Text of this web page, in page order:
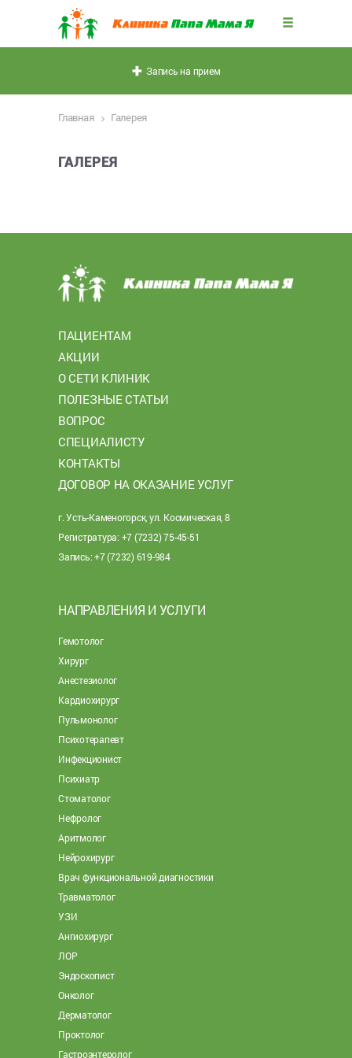
Запись на прием
Главная Галерея
ГАЛЕРЕЯ
ПАЦИЕНТАМ
АКЦИИ
О СЕТИ КЛИНИК
ПОЛЕЗНЫЕ СТАТЬИ
ВОПРОС
СПЕЦИАЛИСТУ
КОНТАКТЫ
ДОГОВОР НА ОКАЗАНИЕ УСЛУГ
г. Усть-Каменогорск, ул. Космическая, 8
Регистратура: +7 (7232) 75-45-51
Запись: +7 (7232) 619-984
НАПРАВЛЕНИЯ И УСЛУГИ
Гемотолог
Хирург
Анестезиолог
Кардиохирург
Пульмонолог
Психотерапевт
Инфекционист
Психиатр
Стоматолог
Нефролог
Аритмолог
Нейрохирург
Врач функциональной диагностики
Травматолог
УЗИ
Ангиохирург
ЛОР
Эндоскопист
Онколог
Дерматолог
Проктолог
Гастроэнтеролог